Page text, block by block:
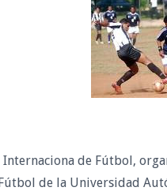
de Fútbol,
de la Universidad